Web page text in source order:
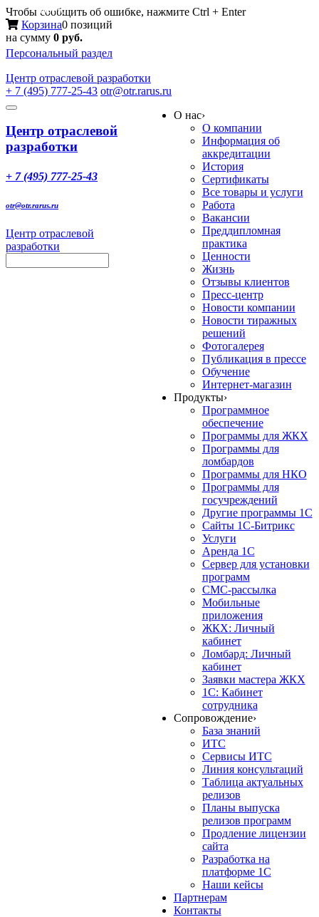
Чтобы сообщить об ошибке, нажмите Ctrl + Enter
Корзина0 позиций
на сумму 0 руб.
Персональный раздел
Центр отраслевой разработки
+ 7 (495) 777-25-43 otr@otr.rarus.ru
Toggle
Меню
Центр отраслевой
разработки
+ 7 (495) 777-25-43
otr@otr.rarus.ru
Центр отраслевой
разработки
О нас›
О компании
Информация об
аккредитации
История
Сертификаты
Все товары и услуги
Работа
Вакансии
Преддипломная
практика
Ценности
Жизнь
Отзывы клиентов
Пресс-центр
Новости компании
Новости тиражных
решений
Фотогалерея
Публикация в прессе
Обучение
Интернет-магазин
Продукты›
Программное
обеспечение
Программы для ЖКХ
Программы для
ломбардов
Программы для НКО
Программы для
госучреждений
Другие программы 1С
Сайты 1С-Битрикс
Услуги
Аренда 1С
Сервер для установки
программ
СМС-рассылка
Мобильные
приложения
ЖКХ: Личный
кабинет
Ломбард: Личный
кабинет
Заявки мастера ЖКХ
1С: Кабинет
сотрудника
Сопровождение›
База знаний
ИТС
Сервисы ИТС
Линия консультаций
Таблица актуальных
релизов
Планы выпуска
релизов программ
Продление лицензии
сайта
Разработка на
платформе 1С
Наши кейсы
Партнерам
Контакты